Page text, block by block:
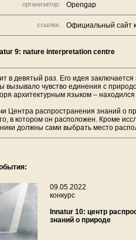
организатор: Opengap
ссылки: Официальный сайт
9: nature interpretation centre
в девятый раз. Его идея
вызывало чувство единения с
архитектурным языком – находился
Центра распространения знаний о
в котором он расположен. Кроме
должны сами выбрать место
09.05.2022
конкурс
Innatur 10: центр
знаний о природе